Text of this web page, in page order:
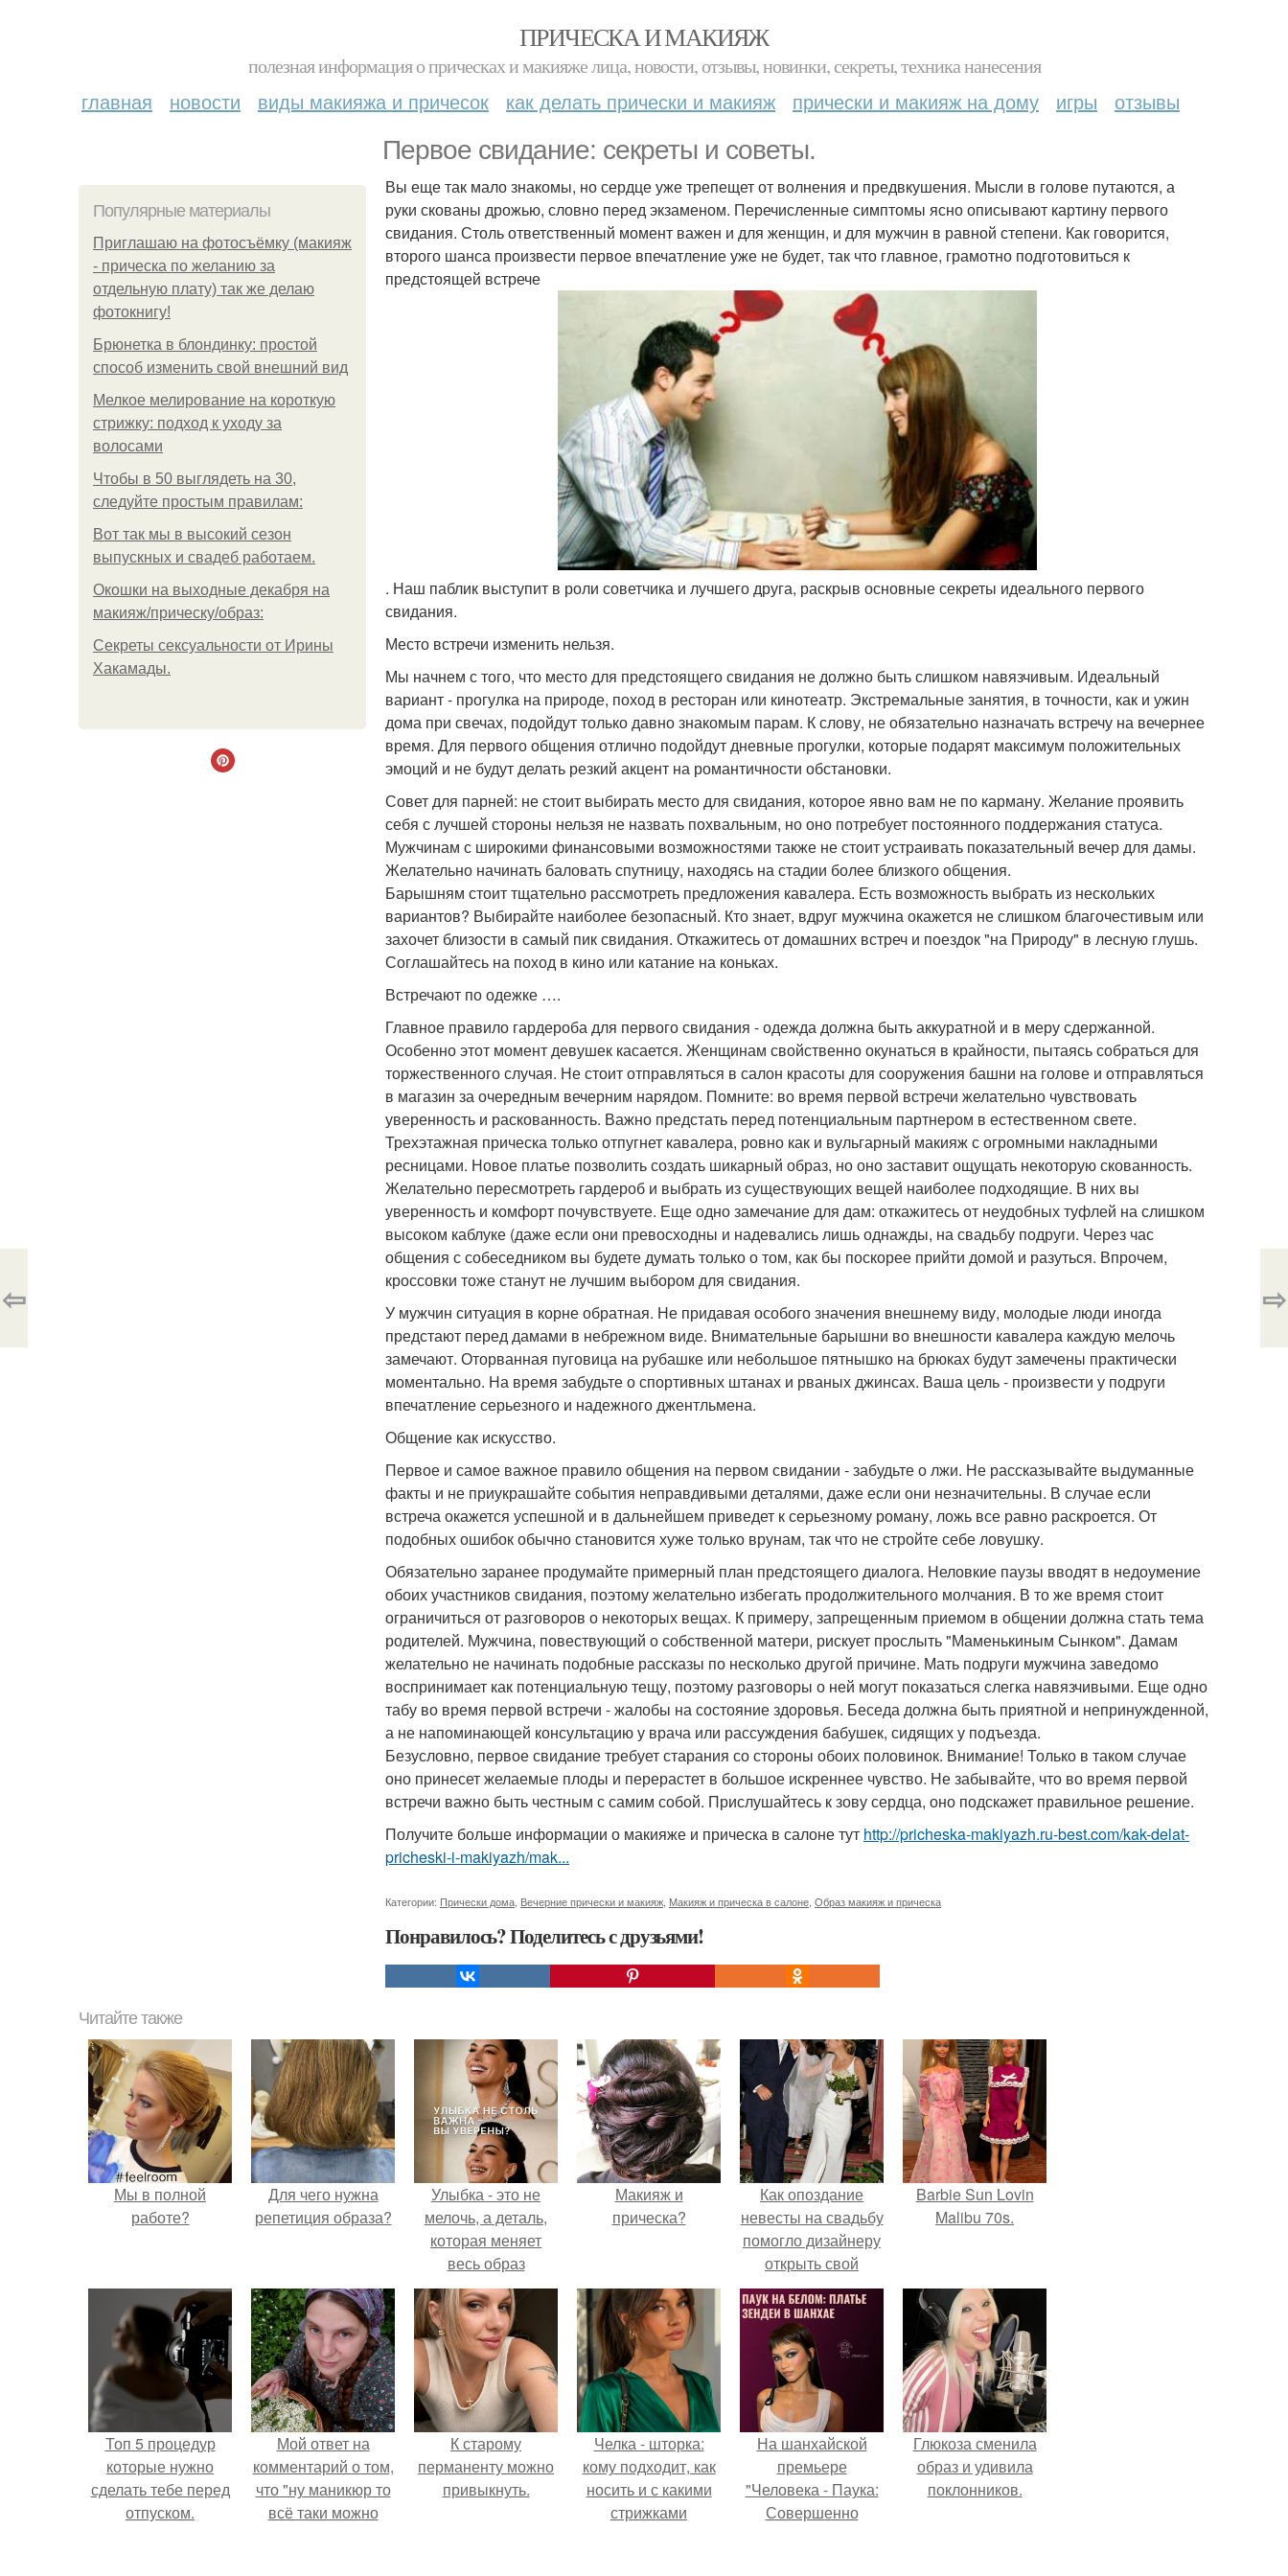
ПРИЧЕСКА И МАКИЯЖ
полезная информация о прическах и макияже лица, новости, отзывы, новинки, секреты, техника нанесения
главная новости виды макияжа и причесок как делать прически и макияж прически и макияж на дому игры отзывы
Первое свидание: секреты и советы.
Популярные материалы
Приглашаю на фотосъёмку (макияж
- прическа по желанию за
отдельную плату) так же делаю
фотокнигу!
Брюнетка в блондинку: простой
способ изменить свой внешний вид
Мелкое мелирование на короткую
стрижку: подход к уходу за
волосами
Чтобы в 50 выглядеть на 30,
следуйте простым правилам:
Вот так мы в высокий сезон
выпускных и свадеб работаем.
Окошки на выходные декабря на
макияж/прическу/образ:
Секреты сексуальности от Ирины
Хакамады.
Вы еще так мало знакомы, но сердце уже трепещет от волнения и предвкушения. Мысли в голове путаются, а
руки скованы дрожью, словно перед экзаменом. Перечисленные симптомы ясно описывают картину первого
свидания. Столь ответственный момент важен и для женщин, и для мужчин в равной степени. Как говорится,
второго шанса произвести первое впечатление уже не будет, так что главное, грамотно подготовиться к
предстоящей встрече
. Наш паблик выступит в роли советчика и лучшего друга, раскрыв основные секреты идеального первого
свидания.
Место встречи изменить нельзя.
Мы начнем с того, что место для предстоящего свидания не должно быть слишком навязчивым. Идеальный
вариант - прогулка на природе, поход в ресторан или кинотеатр. Экстремальные занятия, в точности, как и ужин
дома при свечах, подойдут только давно знакомым парам. К слову, не обязательно назначать встречу на вечернее
время. Для первого общения отлично подойдут дневные прогулки, которые подарят максимум положительных
эмоций и не будут делать резкий акцент на романтичности обстановки.
Совет для парней: не стоит выбирать место для свидания, которое явно вам не по карману. Желание проявить
себя с лучшей стороны нельзя не назвать похвальным, но оно потребует постоянного поддержания статуса.
Мужчинам с широкими финансовыми возможностями также не стоит устраивать показательный вечер для дамы.
Желательно начинать баловать спутницу, находясь на стадии более близкого общения.
Барышням стоит тщательно рассмотреть предложения кавалера. Есть возможность выбрать из нескольких
вариантов? Выбирайте наиболее безопасный. Кто знает, вдруг мужчина окажется не слишком благочестивым или
захочет близости в самый пик свидания. Откажитесь от домашних встреч и поездок "на Природу" в лесную глушь.
Соглашайтесь на поход в кино или катание на коньках.
Встречают по одежке ….
Главное правило гардероба для первого свидания - одежда должна быть аккуратной и в меру сдержанной.
Особенно этот момент девушек касается. Женщинам свойственно окунаться в крайности, пытаясь собраться для
торжественного случая. Не стоит отправляться в салон красоты для сооружения башни на голове и отправляться
в магазин за очередным вечерним нарядом. Помните: во время первой встречи желательно чувствовать
уверенность и раскованность. Важно предстать перед потенциальным партнером в естественном свете.
Трехэтажная прическа только отпугнет кавалера, ровно как и вульгарный макияж с огромными накладными
ресницами. Новое платье позволить создать шикарный образ, но оно заставит ощущать некоторую скованность.
Желательно пересмотреть гардероб и выбрать из существующих вещей наиболее подходящие. В них вы
уверенность и комфорт почувствуете. Еще одно замечание для дам: откажитесь от неудобных туфлей на слишком
высоком каблуке (даже если они превосходны и надевались лишь однажды, на свадьбу подруги. Через час
общения с собеседником вы будете думать только о том, как бы поскорее прийти домой и разуться. Впрочем,
кроссовки тоже станут не лучшим выбором для свидания.
У мужчин ситуация в корне обратная. Не придавая особого значения внешнему виду, молодые люди иногда
предстают перед дамами в небрежном виде. Внимательные барышни во внешности кавалера каждую мелочь
замечают. Оторванная пуговица на рубашке или небольшое пятнышко на брюках будут замечены практически
моментально. На время забудьте о спортивных штанах и рваных джинсах. Ваша цель - произвести у подруги
впечатление серьезного и надежного джентльмена.
Общение как искусство.
Первое и самое важное правило общения на первом свидании - забудьте о лжи. Не рассказывайте выдуманные
факты и не приукрашайте события неправдивыми деталями, даже если они незначительны. В случае если
встреча окажется успешной и в дальнейшем приведет к серьезному роману, ложь все равно раскроется. От
подобных ошибок обычно становится хуже только врунам, так что не стройте себе ловушку.
Обязательно заранее продумайте примерный план предстоящего диалога. Неловкие паузы вводят в недоумение
обоих участников свидания, поэтому желательно избегать продолжительного молчания. В то же время стоит
ограничиться от разговоров о некоторых вещах. К примеру, запрещенным приемом в общении должна стать тема
родителей. Мужчина, повествующий о собственной матери, рискует прослыть "Маменькиным Сынком". Дамам
желательно не начинать подобные рассказы по несколько другой причине. Мать подруги мужчина заведомо
воспринимает как потенциальную тещу, поэтому разговоры о ней могут показаться слегка навязчивыми. Еще одно
табу во время первой встречи - жалобы на состояние здоровья. Беседа должна быть приятной и непринужденной,
а не напоминающей консультацию у врача или рассуждения бабушек, сидящих у подъезда.
Безусловно, первое свидание требует старания со стороны обоих половинок. Внимание! Только в таком случае
оно принесет желаемые плоды и перерастет в большое искреннее чувство. Не забывайте, что во время первой
встречи важно быть честным с самим собой. Прислушайтесь к зову сердца, оно подскажет правильное решение.
Получите больше информации о макияже и прическа в салоне тут http://pricheska-makiyazh.ru-best.com/kak-delat-
pricheski-i-makiyazh/mak...
Категории: Прически дома Вечерние прически и макияж Макияж и прическа в салоне Образ макияж и прическа
Понравилось? Поделитесь с друзьями!
⇦ ⇨
Читайте также
Мы в полной
работе?
Для чего нужна
репетиция образа?
Улыбка - это не
мелочь, а деталь,
которая меняет
весь образ
человека.
Макияж и
прическа?
Как опоздание
невесты на свадьбу
помогло дизайнеру
открыть свой
бренд.
Barbie Sun Lovin
Malibu 70s.
Топ 5 процедур
которые нужно
сделать тебе перед
отпуском.
Мой ответ на
комментарий о том,
что "ну маникюр то
всё таки можно
К старому
перманенту можно
привыкнуть.
Челка - шторка:
кому подходит, как
носить и с какими
стрижками
На шанхайской
премьере
"Человека - Паука:
Совершенно
Глюкоза сменила
образ и удивила
поклонников.